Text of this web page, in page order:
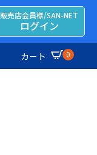
販売店会員様/SAN-NET
ログイン
カート 0